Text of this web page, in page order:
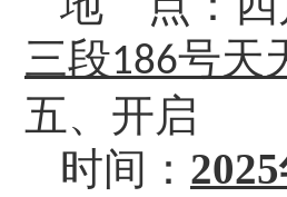
三段186号天
五、开启
时间：